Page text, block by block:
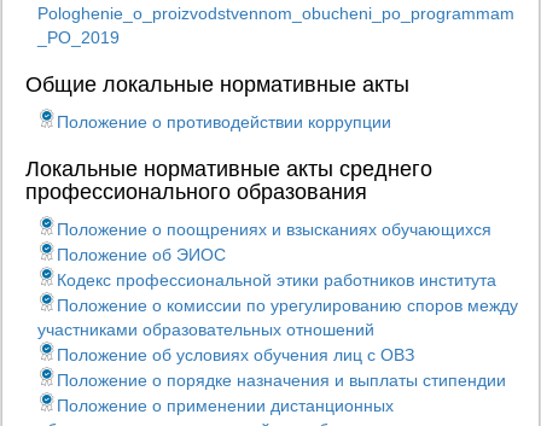
Pologhenie_o_proizvodstvennom_obucheni_po_programmam
_PO_2019
Общие локальные нормативные акты
Положение о противодействии коррупции
Локальные нормативные акты среднего
профессионального образования
Положение о поощрениях и взысканиях обучающихся
Положение об ЭИОС
Кодекс профессиональной этики работников института
Положение о комиссии по урегулированию споров между
участниками образовательных отношений
Положение об условиях обучения лиц с ОВЗ
Положение о порядке назначения и выплаты стипендии
Положение о применении дистанционных